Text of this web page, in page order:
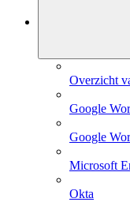
Overzicht
Google
Google
Microsoft
Okta